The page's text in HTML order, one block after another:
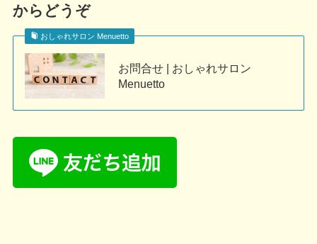
からどうぞ
おしゃれサロン Menuetto
お問合せ | おしゃれサロン
Menuetto